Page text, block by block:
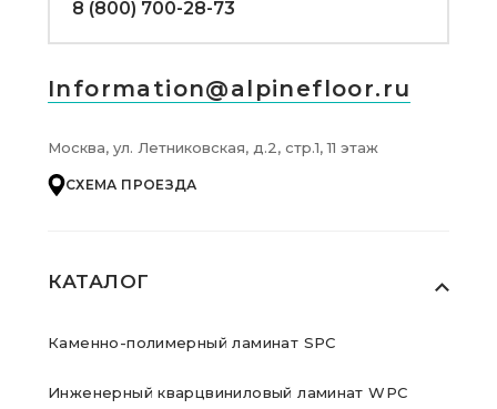
КАТАЛОГ
Каменно-полимерный ламинат SPC
Инженерный кварцвиниловый ламинат WPC
8 (800) 700-28-73
Information@alpinefloor.ru
Москва, ул. Летниковская, д.2, стр.1, 11 этаж
СХЕМА ПРОЕЗДА